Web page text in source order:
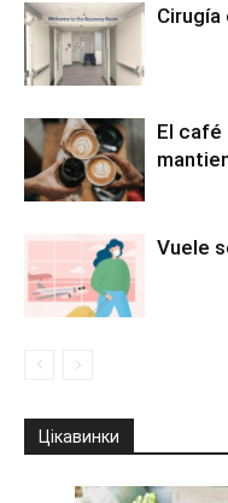
Cirugía
El café
Vuele
Цікавинки